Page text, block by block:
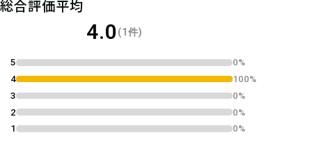
041.キットを購入する
くよ！ 筆記用具やスマートフォンな
ど必要なものを準備しよう！
総合評価平均
4.0 (1件)
5
0%
4
100%
3
0%
2
0%
1
0%